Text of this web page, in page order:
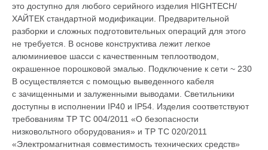
это доступно для любого серийного изделия HIGHTECH/
ХАЙТЕК стандартной модификации. Предварительной
разборки и сложных подготовительных операций для этого
не требуется. В основе конструктива лежит легкое
алюминиевое шасси с качественным теплоотводом,
окрашенное порошковой эмалью. Подключение к сети ~ 230
В осуществляется с помощью выведенного кабеля
с зачищенными и залуженными выводами. Светильники
доступны в исполнении IP40 и IP54. Изделия соответствуют
требованиям ТР ТС 004/2011 «О безопасности
низковольтного оборудования» и ТР ТС 020/2011
«Электромагнитная совместимость технических средств»